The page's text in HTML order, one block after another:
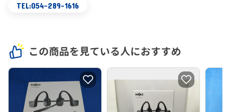
TEL:054-289-1616
この商品を見ている人におすすめ